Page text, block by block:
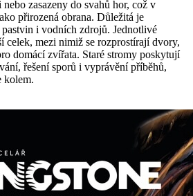
zasazeny do svahů hor, což v
přirozená obrana. Důležitá je
i vodních zdrojů. Jednotlivé
celek, mezi nimiž se rozprostírají dvory,
domácí zvířata. Staré stromy poskytují
řešení sporů i vyprávění příběhů,
kolem.